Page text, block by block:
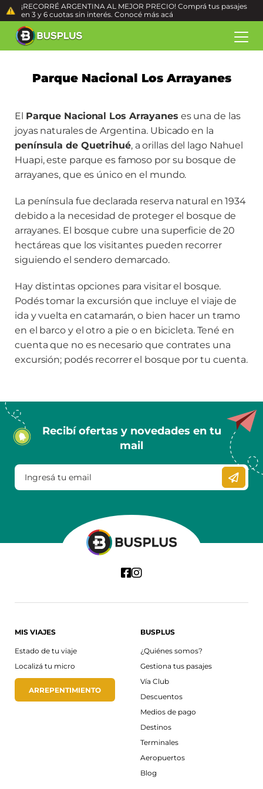
¡RECORRÉ ARGENTINA AL MEJOR PRECIO! Comprá tus pasajes
en 3 y 6 cuotas sin interés. Conocé más acá
Parque Nacional Los Arrayanes
El Parque Nacional Los Arrayanes es una de las
joyas naturales de Argentina. Ubicado en la
península de Quetrihué, a orillas del lago Nahuel
Huapi, este parque es famoso por su bosque de
arrayanes, que es único en el mundo.
La península fue declarada reserva natural en 1934
debido a la necesidad de proteger el bosque de
arrayanes. El bosque cubre una superficie de 20
hectáreas que los visitantes pueden recorrer
siguiendo el sendero demarcado.
Hay distintas opciones para visitar el bosque.
Podés tomar la excursión que incluye el viaje de
ida y vuelta en catamarán, o bien hacer un tramo
en el barco y el otro a pie o en bicicleta. Tené en
cuenta que no es necesario que contrates una
excursión; podés recorrer el bosque por tu cuenta.
Recibí ofertas y novedades en tu
mail
MIS VIAJES
Estado de tu viaje
Localizá tu micro
ARREPENTIMIENTO
BUSPLUS
¿Quiénes somos?
Gestiona tus pasajes
Vía Club
Descuentos
Medios de pago
Destinos
Terminales
Aeropuertos
Blog